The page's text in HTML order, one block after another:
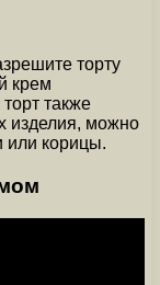
торту
крем
также
изделия, можно
или корицы.